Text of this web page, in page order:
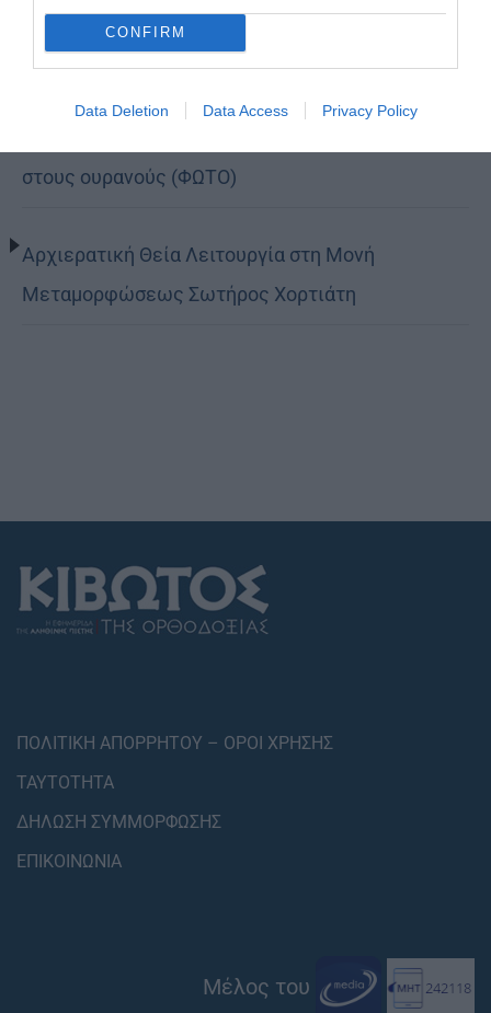
CONFIRM
Data Deletion Data Access Privacy Policy
Ορθοδοξίας» – Νέες Προσφορές
Πειραιώς Σεραφείμ: Να χαίρεστε τη ζωή εδώ,
στους ουρανούς (ΦΩΤΟ)
Αρχιερατική Θεία Λειτουργία στη Μονή
Μεταμορφώσεως Σωτήρος Χορτιάτη
ΠΟΛΙΤΙΚΗ ΑΠΟΡΡΗΤΟΥ – ΟΡΟΙ ΧΡΗΣΗΣ
ΤΑΥΤΟΤΗΤΑ
ΔΗΛΩΣΗ ΣΥΜΜΟΡΦΩΣΗΣ
ΕΠΙΚΟΙΝΩΝΙΑ
Μέλος του